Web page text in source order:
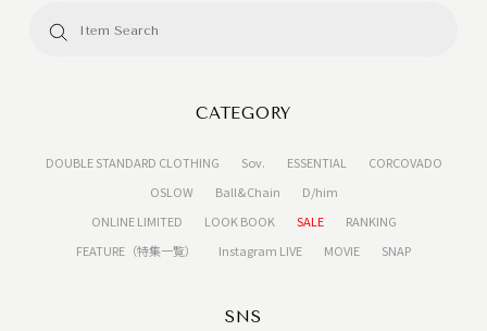
CATEGORY
DOUBLE STANDARD CLOTHING Sov. ESSENTIAL
CORCOVADO
OSLOW
Ball&Chain
D/him
ONLINE LIMITED
LOOK BOOK SALE
RANKING
FEATURE（特集一覧）
Instagram LIVE MOVIE SNAP
SNS